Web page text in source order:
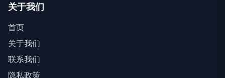
关于我们
首页
关于我们
联系我们
隐私政策